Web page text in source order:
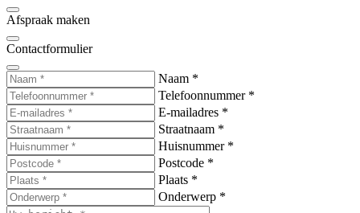
Afspraak maken
Contactformulier
Naam *
Telefoonnummer *
E-mailadres *
Straatnaam *
Huisnummer *
Postcode *
Plaats *
Onderwerp *